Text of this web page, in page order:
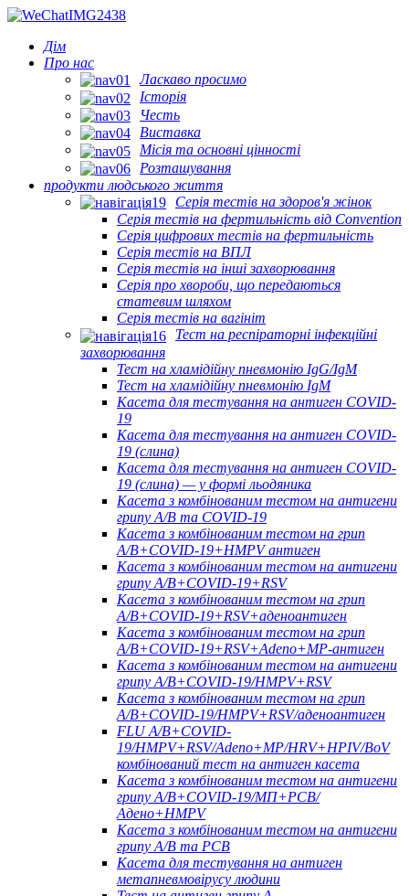
Дім
Про нас
Ласкаво просимо
Історія
Честь
Виставка
Місія та основні цінності
Розташування
продукти людського життя
Серія тестів на здоров'я жінок
Серія тестів на фертильність від Convention
Серія цифрових тестів на фертильність
Серія тестів на ВПЛ
Серія тестів на інші захворювання
Серія про хвороби, що передаються
статевим шляхом
Серія тестів на вагініт
Тест на респіраторні інфекційні
захворювання
Тест на хламідійну пневмонію IgG/IgM
Тест на хламідійну пневмонію IgM
Касета для тестування на антиген COVID-
19
Касета для тестування на антиген COVID-
19 (слина)
Касета для тестування на антиген COVID-
19 (слина) — у формі льодяника
Касета з комбінованим тестом на антигени
грипу A/B та COVID-19
Касета з комбінованим тестом на грип
A/B+COVID-19+HMPV антиген
Касета з комбінованим тестом на антигени
грипу A/B+COVID-19+RSV
Касета з комбінованим тестом на грип
A/B+COVID-19+RSV+аденоантиген
Касета з комбінованим тестом на грип
A/B+COVID-19+RSV+Adeno+MP-антиген
Касета з комбінованим тестом на антигени
грипу A/B+COVID-19/HMPV+RSV
Касета з комбінованим тестом на грип
A/B+COVID-19/HMPV+RSV/аденоантиген
FLU A/B+COVID-
19/HMPV+RSV/Adeno+MP/HRV+HPIV/BoV
комбінований тест на антиген касета
Касета з комбінованим тестом на антигени
грипу A/B+COVID-19/МП+РСВ/
Адено+HMPV
Касета з комбінованим тестом на антигени
грипу A/B та РСВ
Касета для тестування на антиген
метапневмовірусу людини